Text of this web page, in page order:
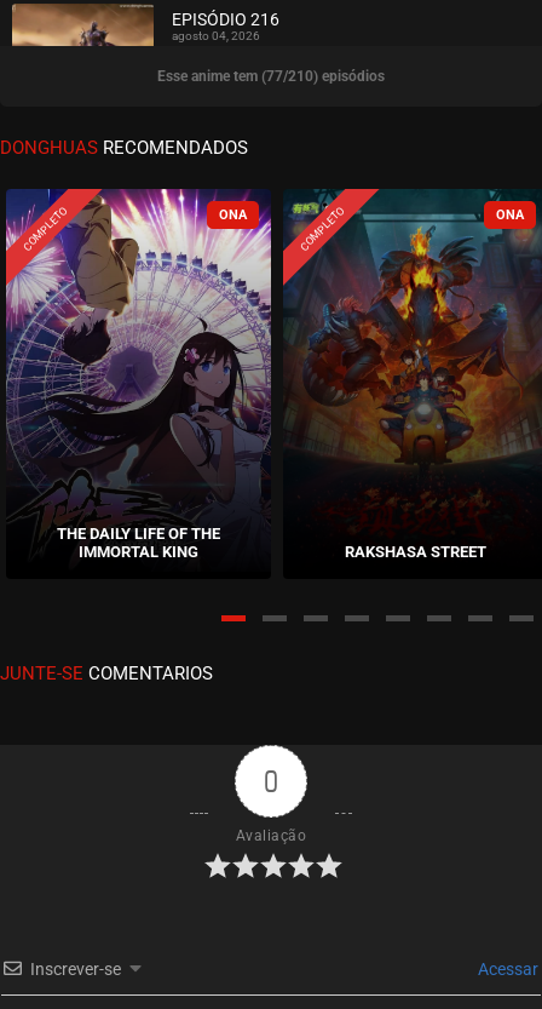
ASSISTIDO
EPISÓDIO 216
agosto 04, 2026
ASSISTIDO
EPISÓDIO 215
ASSISTIDO
EPISÓDIO 214
agosto 04, 2026
ASSISTIDO
EPISÓDIO 213
agosto 04, 2026
EPISÓDIO 212
agosto 04, 2026
ASSISTIDO
EPISÓDIO 210
agosto 02, 2026
EPISÓDIO 209
EPISÓDIO 208
Esse anime tem (77/210) episódios
DONGHUAS RECOMENDADOS
COMPLETO
THE DAILY LIFE OF THE
IMMORTAL KING
COMPLETO
RAKSHASA STREET
JUNTE-SE COMENTARIOS
0
Avaliação
Inscrever-se Acessar